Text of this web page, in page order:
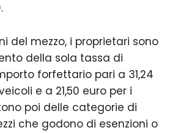
del mezzo, i proprietari sono
della sola tassa di
forfettario pari a 31,24
e a 21,50 euro per i
poi delle categorie di
che godono di esenzioni o